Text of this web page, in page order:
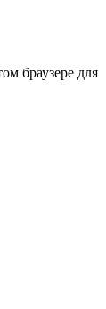
браузере для